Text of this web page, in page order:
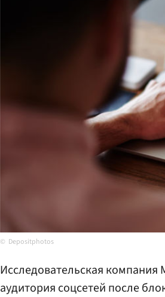
Depositphotos
Исследовательская компания
аудитория соцсетей после